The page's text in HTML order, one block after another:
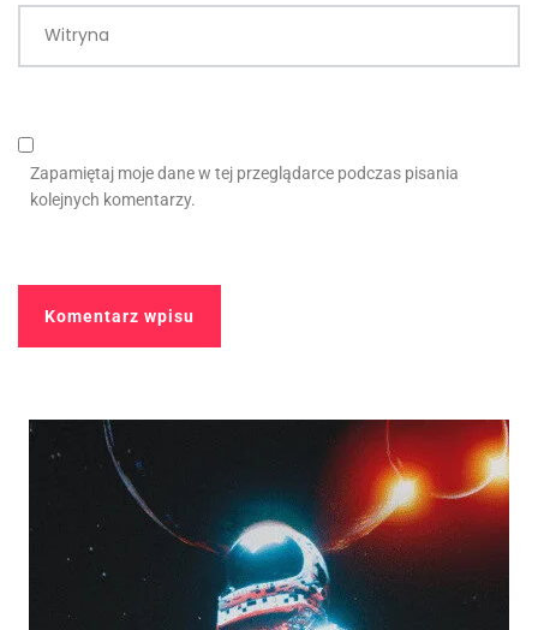
Witryna
Zapamiętaj moje dane w tej przeglądarce podczas pisania
kolejnych komentarzy.